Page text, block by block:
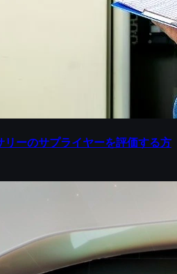
ーのサプライヤーを評価する方